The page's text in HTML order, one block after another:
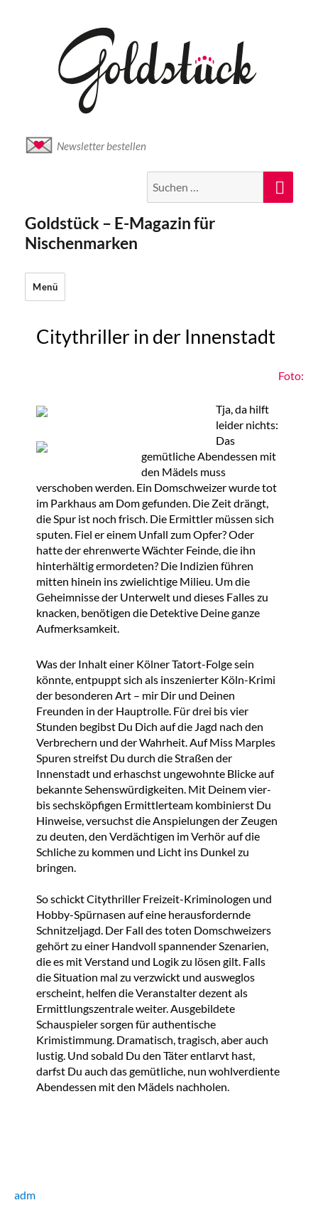
Newsletter bestellen
nach:
Goldstück – E-Magazin für
Nischenmarken
Menü
Citythriller in der Innenstadt
Foto:
Tja, da hilft
leider nichts:
Das
gemütliche Abendessen mit
den Mädels muss
verschoben werden. Ein Domschweizer wurde tot
im Parkhaus am Dom gefunden. Die Zeit drängt,
die Spur ist noch frisch. Die Ermittler müssen sich
sputen. Fiel er einem Unfall zum Opfer? Oder
hatte der ehrenwerte Wächter Feinde, die ihn
hinterhältig ermordeten? Die Indizien führen
mitten hinein ins zwielichtige Milieu. Um die
Geheimnisse der Unterwelt und dieses Falles zu
knacken, benötigen die Detektive Deine ganze
Aufmerksamkeit.
Was der Inhalt einer Kölner Tatort-Folge sein
könnte, entpuppt sich als inszenierter Köln-Krimi
der besonderen Art – mir Dir und Deinen
Freunden in der Hauptrolle. Für drei bis vier
Stunden begibst Du Dich auf die Jagd nach den
Verbrechern und der Wahrheit. Auf Miss Marples
Spuren streifst Du durch die Straßen der
Innenstadt und erhaschst ungewohnte Blicke auf
bekannte Sehenswürdigkeiten. Mit Deinem vier-
bis sechsköpfigen Ermittlerteam kombinierst Du
Hinweise, versuchst die Anspielungen der Zeugen
zu deuten, den Verdächtigen im Verhör auf die
Schliche zu kommen und Licht ins Dunkel zu
bringen.
So schickt Citythriller Freizeit-Kriminologen und
Hobby-Spürnasen auf eine herausfordernde
Schnitzeljagd. Der Fall des toten Domschweizers
gehört zu einer Handvoll spannender Szenarien,
die es mit Verstand und Logik zu lösen gilt. Falls
die Situation mal zu verzwickt und ausweglos
erscheint, helfen die Veranstalter dezent als
Ermittlungszentrale weiter. Ausgebildete
Schauspieler sorgen für authentische
Krimistimmung. Dramatisch, tragisch, aber auch
lustig. Und sobald Du den Täter entlarvt hast,
darfst Du auch das gemütliche, nun wohlverdiente
Abendessen mit den Mädels nachholen.
adm